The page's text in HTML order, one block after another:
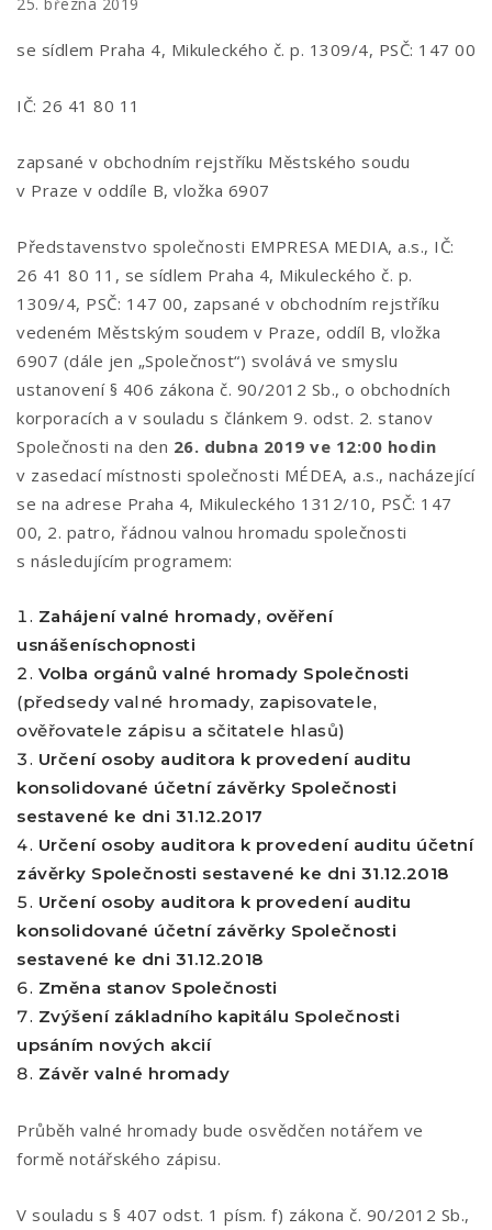
se sídlem Praha 4, Mikuleckého č. p. 1309/4, PSČ: 147 00
IČ: 26 41 80 11
zapsané v obchodním rejstříku Městského soudu
v Praze v oddíle B, vložka 6907
Představenstvo společnosti EMPRESA MEDIA, a.s., IČ:
26 41 80 11, se sídlem Praha 4, Mikuleckého č. p.
1309/4, PSČ: 147 00, zapsané v obchodním rejstříku
vedeném Městským soudem v Praze, oddíl B, vložka
6907 (dále jen „Společnost“) svolává ve smyslu
ustanovení § 406 zákona č. 90/2012 Sb., o obchodních
korporacích a v souladu s článkem 9. odst. 2. stanov
Společnosti na den 26. dubna 2019 ve 12:00 hodin
v zasedací místnosti společnosti MÉDEA, a.s., nacházející
se na adrese Praha 4, Mikuleckého 1312/10, PSČ: 147
00, 2. patro, řádnou valnou hromadu společnosti
s následujícím programem:
Zahájení valné hromady, ověření
usnášeníschopnosti
Volba orgánů valné hromady Společnosti
(předsedy valné hromady, zapisovatele,
ověřovatele zápisu a sčitatele hlasů)
Určení osoby auditora k provedení auditu
konsolidované účetní závěrky Společnosti
sestavené ke dni 31.12.2017
Určení osoby auditora k provedení auditu účetní
závěrky Společnosti sestavené ke dni 31.12.2018
Určení osoby auditora k provedení auditu
konsolidované účetní závěrky Společnosti
sestavené ke dni 31.12.2018
Změna stanov Společnosti
Zvýšení základního kapitálu Společnosti
upsáním nových akcií
Závěr valné hromady
Průběh valné hromady bude osvědčen notářem ve
formě notářského zápisu.
V souladu s § 407 odst. 1 písm. f) zákona č. 90/2012 Sb.,